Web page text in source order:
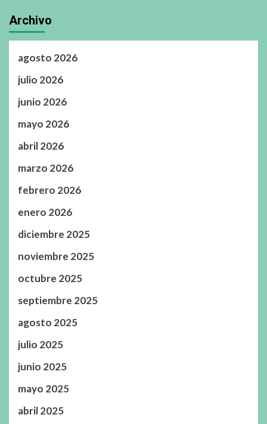
Archivo
agosto 2026
julio 2026
junio 2026
mayo 2026
abril 2026
marzo 2026
febrero 2026
enero 2026
diciembre 2025
noviembre 2025
octubre 2025
septiembre 2025
agosto 2025
julio 2025
junio 2025
mayo 2025
abril 2025